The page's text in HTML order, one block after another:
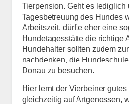
Tierpension. Geht es lediglich
Tagesbetreuung des Hundes
Arbeitszeit, dürfte eher eine
Hundetagesstätte die richtige
Hundehalter sollten zudem
nachdenken, die
Donau zu besuchen.
Hier lernt der Vierbeiner
gleichzeitig auf Artgenossen,